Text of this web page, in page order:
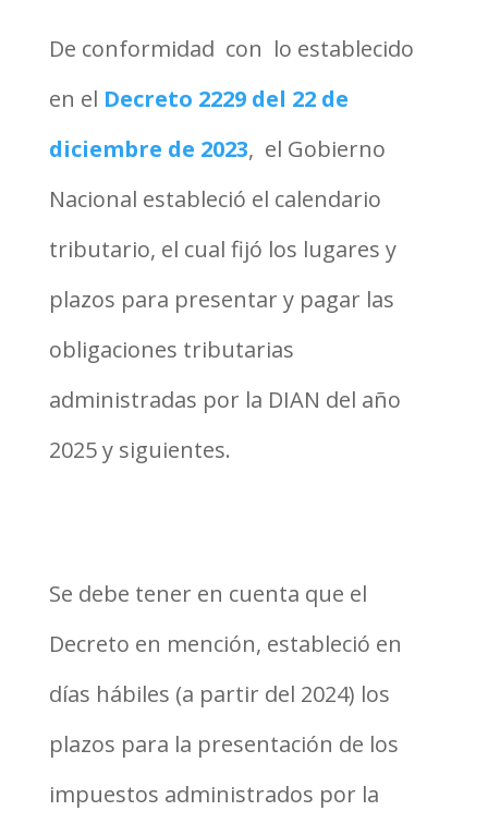
De conformidad con lo establecido
en el Decreto 2229 del 22 de
diciembre de 2023, el Gobierno
Nacional estableció el calendario
tributario, el cual fijó los lugares y
plazos para presentar y pagar las
obligaciones tributarias
administradas por la DIAN del año
2025 y siguientes.
Se debe tener en cuenta que el
Decreto en mención, estableció en
días hábiles (a partir del 2024) los
plazos para la presentación de los
impuestos administrados por la